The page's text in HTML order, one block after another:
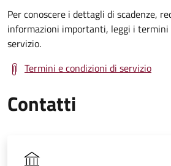
Per conoscere i dettagli di scadenze,
informazioni importanti, leggi i termini
servizio.
Termini e condizioni di servizio
Contatti